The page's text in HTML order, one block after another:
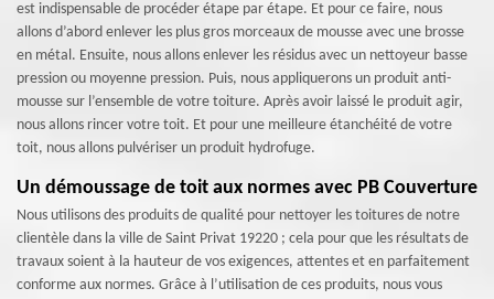
est indispensable de procéder étape par étape. Et pour ce faire, nous
allons d’abord enlever les plus gros morceaux de mousse avec une brosse
en métal. Ensuite, nous allons enlever les résidus avec un nettoyeur basse
pression ou moyenne pression. Puis, nous appliquerons un produit anti-
mousse sur l’ensemble de votre toiture. Après avoir laissé le produit agir,
nous allons rincer votre toit. Et pour une meilleure étanchéité de votre
toit, nous allons pulvériser un produit hydrofuge.
Un démoussage de toit aux normes avec PB Couverture
Nous utilisons des produits de qualité pour nettoyer les toitures de notre
clientèle dans la ville de Saint Privat 19220 ; cela pour que les résultats de
travaux soient à la hauteur de vos exigences, attentes et en parfaitement
conforme aux normes. Grâce à l’utilisation de ces produits, nous vous